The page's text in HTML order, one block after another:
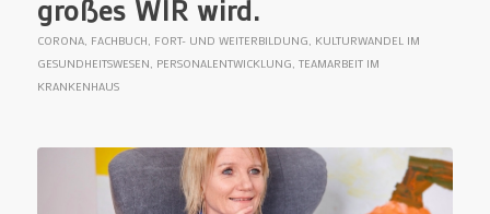
großes WIR wird.
CORONA, FACHBUCH, FORT- UND WEITERBILDUNG, KULTURWANDEL IM
GESUNDHEITSWESEN, PERSONALENTWICKLUNG, TEAMARBEIT IM
KRANKENHAUS